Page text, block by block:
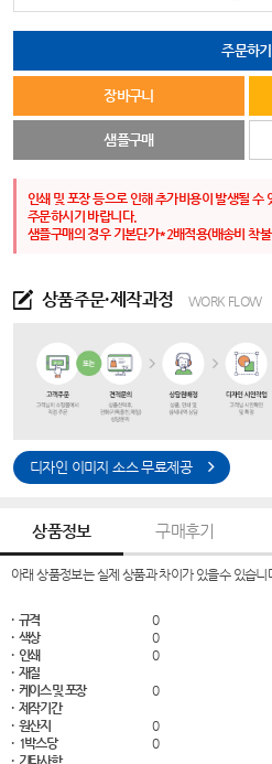
주문하기
장바구니
샘플구매
인쇄 및 포장 등으로 인해 추가비용이 발생될 수
주문하시기 바랍니다.
샘플구매의 경우 기본단가*2배적용(배송비 착
상품주문·제작과정 WORK FLOW
디자인 이미지 소스 무료제공
상품정보 구매후기
아래 상품정보는 실제 상품과 차이가 있을수 있습니
· 규격
0
· 색상
0
· 인쇄
0
· 재질
· 케이스 및 포장
0
· 제작기간
· 원산지
0
· 1박스당
0
· 기타사항